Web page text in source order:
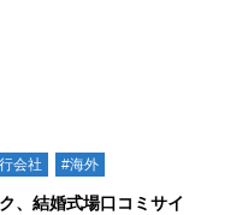
会社 #海外
、結婚式場口コミサイ